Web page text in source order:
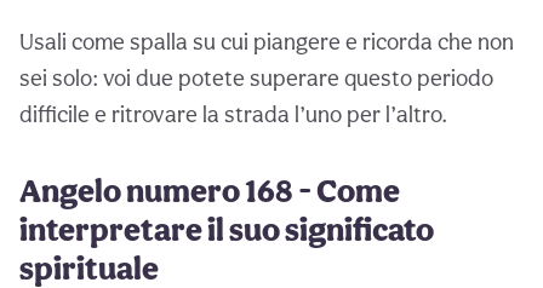
Usali come spalla su cui piangere e ricorda che non
sei solo: voi due potete superare questo periodo
difficile e ritrovare la strada l’uno per l’altro.
Angelo numero 168 - Come
interpretare il suo significato
spirituale